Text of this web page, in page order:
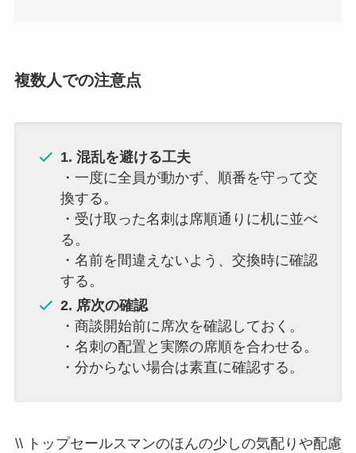
複数人での注意点
1. 混乱を避ける工夫
・一度に全員が動かず、順番を守って交
換する。
・受け取った名刺は席順通りに机に並べ
る。
・名前を間違えないよう、交換時に確認
する。
2. 席次の確認
・商談開始前に席次を確認しておく。
・名刺の配置と実際の席順を合わせる。
・分からない場合は素直に確認する。
\\ トップセールスマンのほんの少しの気配りや配慮